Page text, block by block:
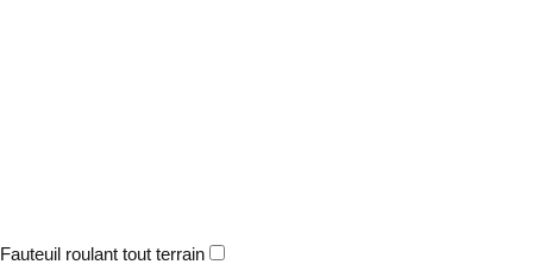
Fauteuil roulant tout terrain